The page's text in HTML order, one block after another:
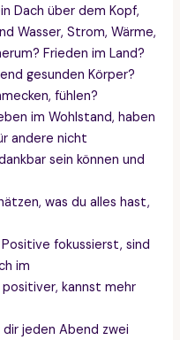
Dach über dem Kopf,
Wasser, Strom, Wärme,
Frieden im Land?
gesunden Körper?
fühlen?
im Wohlstand, haben
andere nicht
sein können und
was du alles hast,
fokussierst, sind
im
kannst mehr
jeden Abend zwei